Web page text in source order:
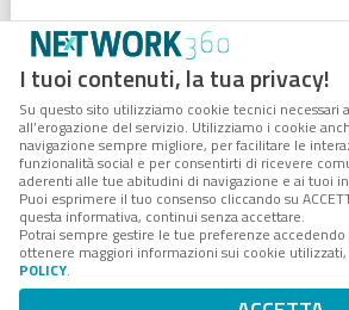
I tuoi contenuti, la tua privacy!
Su questo sito utilizziamo cookie tecnici necessari
all’erogazione del servizio. Utilizziamo i cookie
navigazione sempre migliore, per facilitare le
funzionalità social e per consentirti di ricevere
aderenti alle tue abitudini di navigazione e ai tuoi
Puoi esprimere il tuo consenso cliccando su
questa informativa, continui senza accettare.
Potrai sempre gestire le tue preferenze accedendo
ottenere maggiori informazioni sui cookie
POLICY.